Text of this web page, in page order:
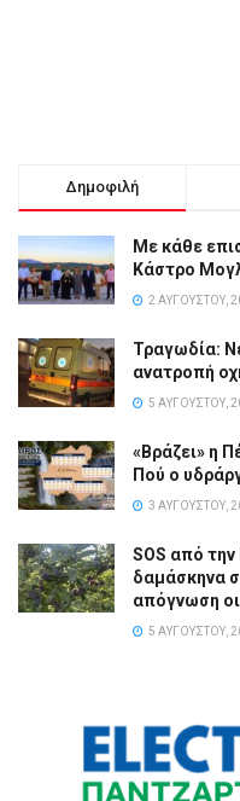
Δημοφιλή
Με κάθε
Κάστρο
2 ΑΥΓΟΎΣΤΟΥ,
Τραγωδία:
ανατροπή
5 ΑΥΓΟΎΣΤΟΥ,
«Βράζει» η
Πού ο
3 ΑΥΓΟΎΣΤΟΥ,
SOS από
δαμάσκηνα
απόγνωση
5 ΑΥΓΟΎΣΤΟΥ,